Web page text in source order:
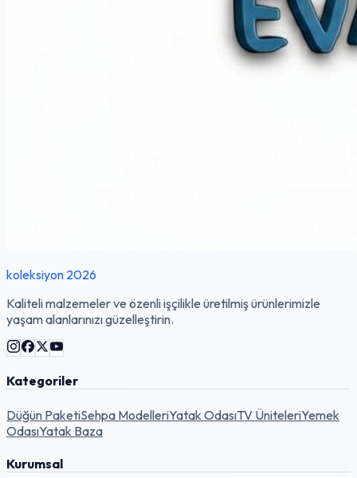
koleksiyon 2026
Kaliteli malzemeler ve özenli işçilikle üretilmiş ürünlerimizle
yaşam alanlarınızı güzelleştirin.
Kategoriler
Düğün PaketiSehpa ModelleriYatak OdasıTV ÜniteleriYemek
OdasıYatak Baza
Kurumsal